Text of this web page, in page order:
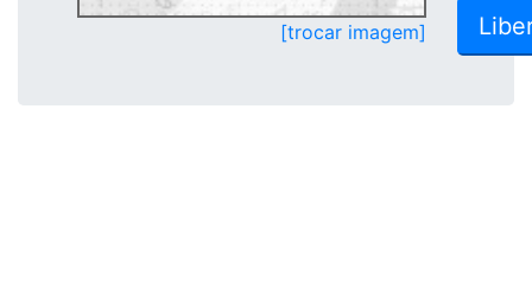
[trocar imagem]